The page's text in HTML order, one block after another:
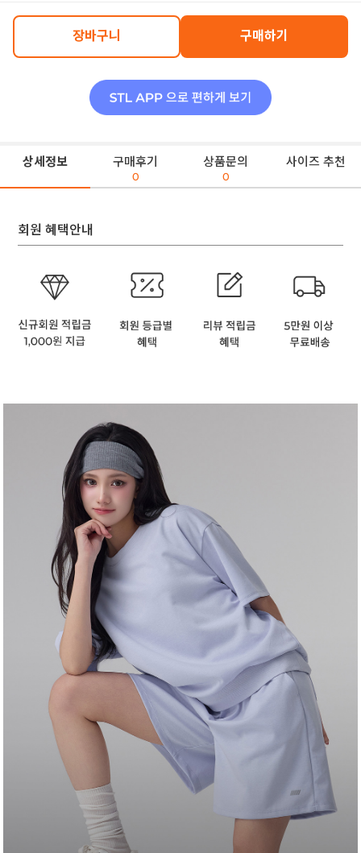
장바구니 구매하기
상세정보 구매후기
0
상품문의
0
사이즈 추천
회원 혜택안내